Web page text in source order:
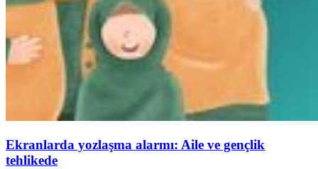
Ekranlarda yozlaşma alarmı: Aile ve gençlik
tehlikede